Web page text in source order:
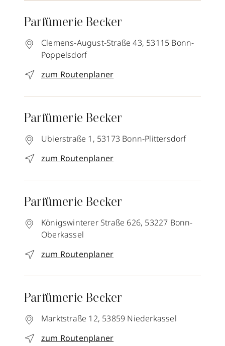
Parfümerie Becker
Clemens-August-Straße 43, 53115 Bonn-
Poppelsdorf
zum Routenplaner
Parfümerie Becker
Ubierstraße 1, 53173 Bonn-Plittersdorf
zum Routenplaner
Parfümerie Becker
Königswinterer Straße 626, 53227 Bonn-
Oberkassel
zum Routenplaner
Parfümerie Becker
Marktstraße 12, 53859 Niederkassel
zum Routenplaner